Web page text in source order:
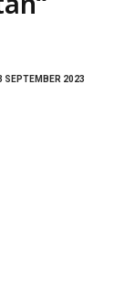
SEPTEMBER 2023